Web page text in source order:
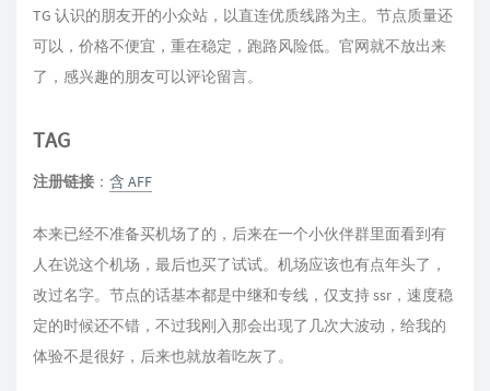
TG 认识的朋友开的小众站，以直连优质线路为主。节点质量还
可以，价格不便宜，重在稳定，跑路风险低。官网就不放出来
了，感兴趣的朋友可以评论留言。
TAG
注册链接 ： 含 AFF
本来已经不准备买机场了的，后来在一个小伙伴群里面看到有
人在说这个机场，最后也买了试试。机场应该也有点年头了，
改过名字。节点的话基本都是中继和专线，仅支持 ssr，速度稳
定的时候还不错，不过我刚入那会出现了几次大波动，给我的
体验不是很好，后来也就放着吃灰了。